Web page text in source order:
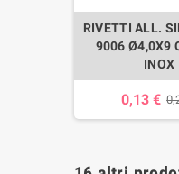
RIVETTI ALL.
9006 Ø4,0X9
INOX
0,13 €